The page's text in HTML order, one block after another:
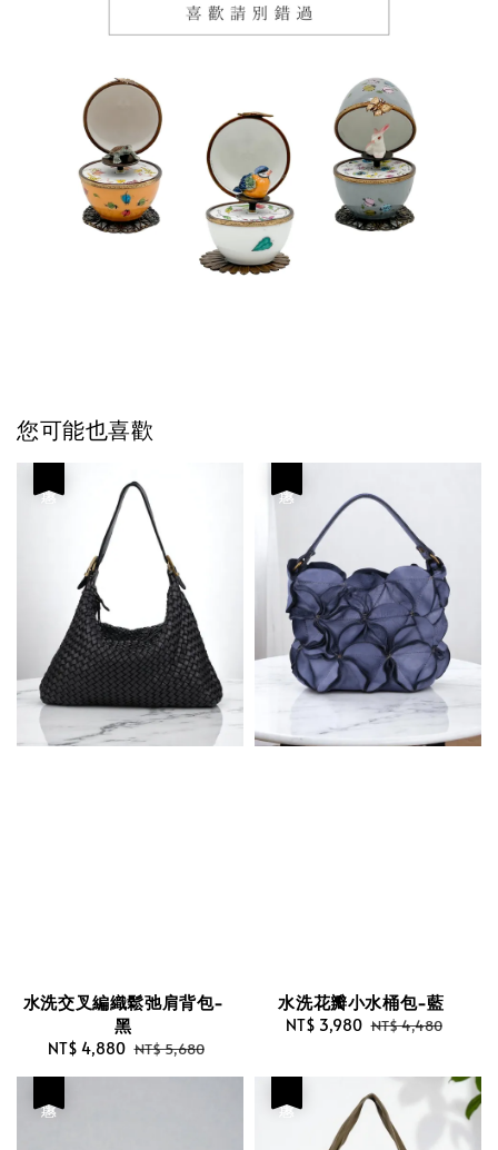
您可能也喜歡
水洗交叉編織鬆弛肩背包-
黑
Sale
NT$ 4,880 Regular
NT$ 5,680
水洗花瓣小水桶包-藍
Sale
NT$ 3,980 Regular
NT$ 4,480